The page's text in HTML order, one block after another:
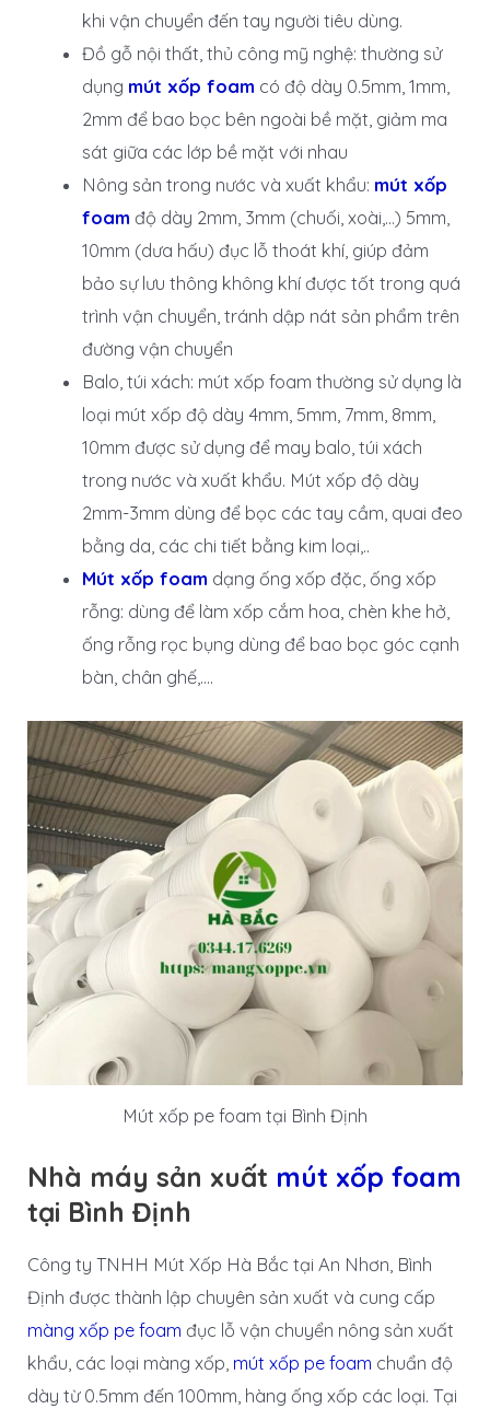
khi vận chuyển đến tay người tiêu dùng.
Đồ gỗ nội thất, thủ công mỹ nghệ: thường sử
dụng mút xốp foam có độ dày 0.5mm, 1mm,
2mm để bao bọc bên ngoài bề mặt, giảm ma
sát giữa các lớp bề mặt với nhau
Nông sản trong nước và xuất khẩu: mút xốp
foam độ dày 2mm, 3mm (chuối, xoài,…) 5mm,
10mm (dưa hấu) đục lỗ thoát khí, giúp đảm
bảo sự lưu thông không khí được tốt trong quá
trình vận chuyển, tránh dập nát sản phẩm trên
đường vận chuyển
Balo, túi xách: mút xốp foam thường sử dụng là
loại mút xốp độ dày 4mm, 5mm, 7mm, 8mm,
10mm được sử dụng để may balo, túi xách
trong nước và xuất khẩu. Mút xốp độ dày
2mm-3mm dùng để bọc các tay cầm, quai đeo
bằng da, các chi tiết bằng kim loại,..
Mút xốp foam dạng ống xốp đặc, ống xốp
rỗng: dùng để làm xốp cắm hoa, chèn khe hở,
ống rỗng rọc bụng dùng để bao bọc góc cạnh
bàn, chân ghế,….
Mút xốp pe foam tại Bình Định
Nhà máy sản xuất mút xốp foam
tại Bình Định
Công ty TNHH Mút Xốp Hà Bắc tại An Nhơn, Bình
Định được thành lập chuyên sản xuất và cung cấp
màng xốp pe foam đục lỗ vận chuyển nông sản xuất
khẩu, các loại màng xốp, mút xốp pe foam chuẩn độ
dày từ 0.5mm đến 100mm, hàng ống xốp các loại. Tại